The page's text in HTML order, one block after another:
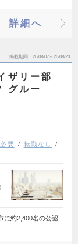
詳細へ
掲載期間 26/08/07～26/08/20
ザリー部
グルー
要
転勤なし
に約2,400名の公認